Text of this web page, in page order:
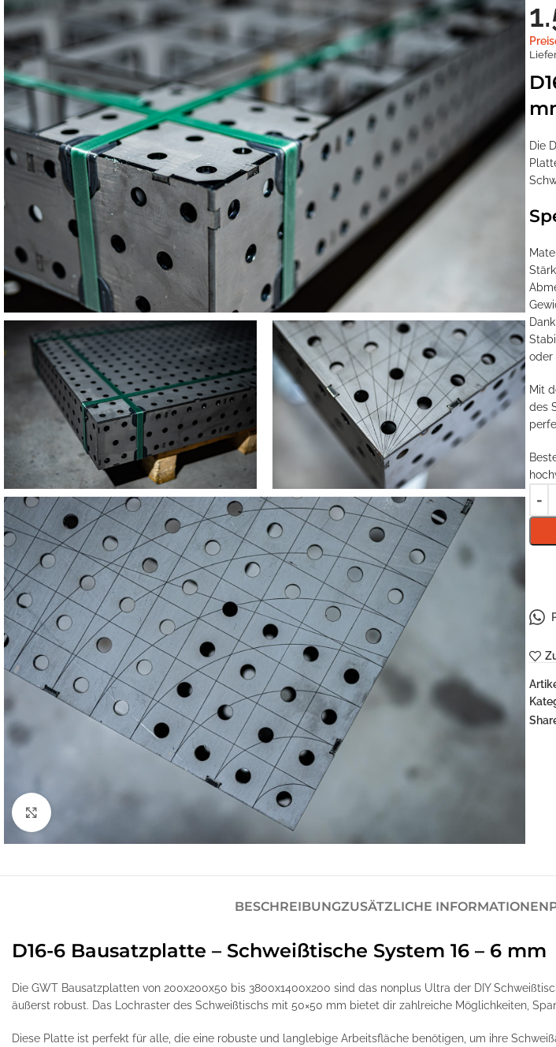
Die
oder
Mit
des
BESCHREIBUNGZUSÄTZLICHE INFORMATIONEN
D16-6 Bausatzplatte – Schweißtische System 16 – 6 mm
Die GWT Bausatzplatten von 200x200x50 bis 3800x1400x200 sind das nonplus Ultra der DIY
äußerst robust. Das Lochraster des Schweißtischs mit 50×50 mm bietet dir zahlreiche Möglichkeiten,
Diese Platte ist perfekt für alle, die eine robuste und langlebige Arbeitsfläche benötigen, um ihre